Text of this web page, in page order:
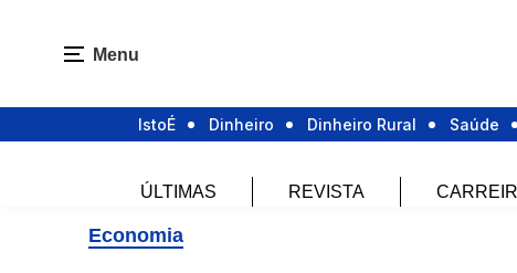
Menu
IstoÉ Dinheiro Dinheiro Rural Saúde
ÚLTIMAS REVISTA
Economia